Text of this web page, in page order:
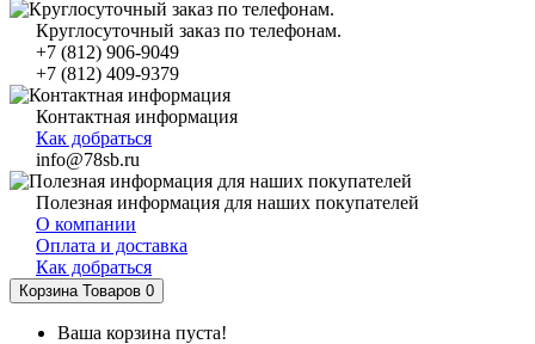
Круглосуточный заказ по телефонам.
+7 (812) 906-9049
+7 (812) 409-9379
Контактная информация
Как добраться
info@78sb.ru
Полезная информация для наших покупателей
О компании
Оплата и доставка
Как добраться
Корзина Товаров 0
Ваша корзина пуста!